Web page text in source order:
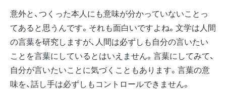
意外と、つくった本人にも意味が分かっていないことっ
てあると思うんです。それも面白いですよね。文学は人間
の言葉を研究しますが、人間は必ずしも自分の言いたい
ことを言葉にしているとはいえません。言葉にしてみて、
自分が言いたいことに気づくこともあります。言葉の意
味を、話し手は必ずしもコントロールできません。